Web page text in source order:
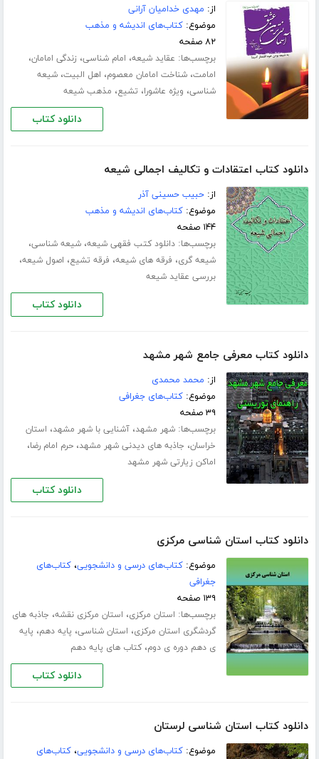
از: مهدی خدامیان آرانی
موضوع:کتاب‌های اندیشه و مذهب
۸۲ صفحه
برچسب‌ها: عقاید شیعه، امام شناسی، زندگی امامان،
امامت،شناخت امامان معصوم، اهل البیت،شیعه
شناسی، ویژه عاشورا، تشیع، مذهب شیعه
دانلود کتاب
دانلود کتاب اعتقادات و تکالیف اجمالی شیعه
از:حبیب حسینی آذر
موضوع:کتاب‌های اندیشه و مذهب
۱۴۴ صفحه
برچسب‌ها:دانلود کتب فقهی شیعه،شیعه شناسی،
شیعه گری، فرقه های شیعه، فرقه تشیع، اصول شیعه،
بررسی عقاید شیعه
دانلود کتاب
دانلود کتاب معرفی جامع شهر مشهد
از: محمد محمدی
موضوع:کتاب‌های جغرافی
۳۹ صفحه
برچسب‌ها:شهر مشهد،آشنایی با شهر مشهد، استان
خراسان، جاذبه های دیدنی شهر مشهد،حرم امام رضا،
اماکن زیارتی شهر مشهد
دانلود کتاب
دانلود کتاب استان شناسی مرکزی
موضوع:کتاب‌های درسی و دانشجویی،کتاب‌های
جغرافی
۱۳۹ صفحه
برچسب‌ها: استان مرکزی، استان مرکزی نقشه، جاذبه های
گردشگری استان مرکزی، استان شناسی، پایه دهم، پایه
ی دهم دوره ی دوم،کتاب های پایه دهم
دانلود کتاب
دانلود کتاب استان شناسی لرستان
موضوع:کتاب‌های درسی و دانشجویی،کتاب‌های